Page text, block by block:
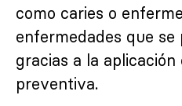
como caries o
enfermedades que
gracias a la
preventiva.